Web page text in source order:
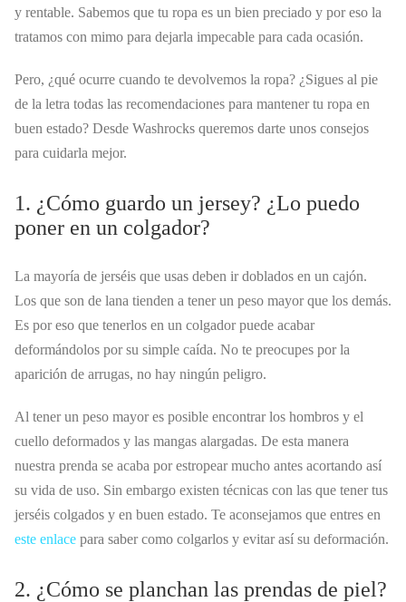
y rentable. Sabemos que tu ropa es un bien preciado y por eso la
tratamos con mimo para dejarla impecable para cada ocasión.
Pero, ¿qué ocurre cuando te devolvemos la ropa? ¿Sigues al pie
de la letra todas las recomendaciones para mantener tu ropa en
buen estado? Desde Washrocks queremos darte unos consejos
para cuidarla mejor.
1. ¿Cómo guardo un jersey? ¿Lo puedo
poner en un colgador?
La mayoría de jerséis que usas deben ir doblados en un cajón.
Los que son de lana tienden a tener un peso mayor que los demás.
Es por eso que tenerlos en un colgador puede acabar
deformándolos por su simple caída. No te preocupes por la
aparición de arrugas, no hay ningún peligro.
Al tener un peso mayor es posible encontrar los hombros y el
cuello deformados y las mangas alargadas. De esta manera
nuestra prenda se acaba por estropear mucho antes acortando así
su vida de uso. Sin embargo existen técnicas con las que tener tus
jerséis colgados y en buen estado. Te aconsejamos que entres en
este enlace para saber como colgarlos y evitar así su deformación.
2. ¿Cómo se planchan las prendas de piel?